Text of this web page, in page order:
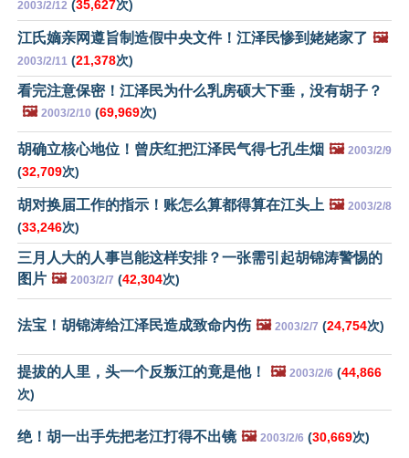
2003/2/12 (35,627次)
江氏嫡亲网遵旨制造假中央文件！江泽民惨到姥姥家了 🖼️
2003/2/11 (21,378次)
看完注意保密！江泽民为什么乳房硕大下垂，没有胡子？
🖼️ 2003/2/10 (69,969次)
胡确立核心地位！曾庆红把江泽民气得七孔生烟 🖼️ 2003/2/9
(32,709次)
胡对换届工作的指示！账怎么算都得算在江头上 🖼️ 2003/2/8
(33,246次)
三月人大的人事岂能这样安排？一张需引起胡锦涛警惕的
图片 🖼️ 2003/2/7 (42,304次)
法宝！胡锦涛给江泽民造成致命内伤 🖼️ 2003/2/7 (24,754次)
提拔的人里，头一个反叛江的竟是他！ 🖼️ 2003/2/6 (44,866
次)
绝！胡一出手先把老江打得不出镜 🖼️ 2003/2/6 (30,669次)